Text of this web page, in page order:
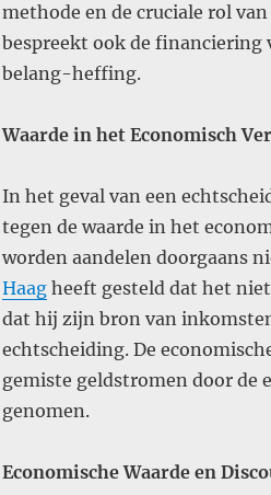
methode en de cruciale rol
bespreekt ook de financiering
belang-heffing.
Waarde in het Economisch
In het geval van een
tegen de waarde in het
worden aandelen doorgaans
Haagheeft gesteld dat het
dat hij zijn bron van
echtscheiding. De
gemiste geldstromen door de
genomen​.
Economische Waarde en